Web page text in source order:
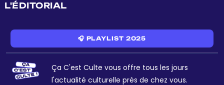
L'ÉDITORIAL
🎧 PLAYLIST 2025
Ça C'est Culte vous offre tous les jours
l'actualité culturelle près de chez vous.